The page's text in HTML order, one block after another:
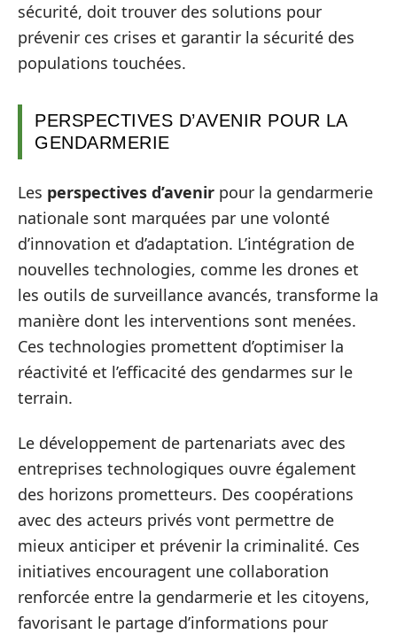
sécurité, doit trouver des solutions pour
prévenir ces crises et garantir la sécurité des
populations touchées.
PERSPECTIVES D’AVENIR POUR LA
GENDARMERIE
Les perspectives d’avenir pour la gendarmerie
nationale sont marquées par une volonté
d’innovation et d’adaptation. L’intégration de
nouvelles technologies, comme les drones et
les outils de surveillance avancés, transforme la
manière dont les interventions sont menées.
Ces technologies promettent d’optimiser la
réactivité et l’efficacité des gendarmes sur le
terrain.
Le développement de partenariats avec des
entreprises technologiques ouvre également
des horizons prometteurs. Des coopérations
avec des acteurs privés vont permettre de
mieux anticiper et prévenir la criminalité. Ces
initiatives encouragent une collaboration
renforcée entre la gendarmerie et les citoyens,
favorisant le partage d’informations pour